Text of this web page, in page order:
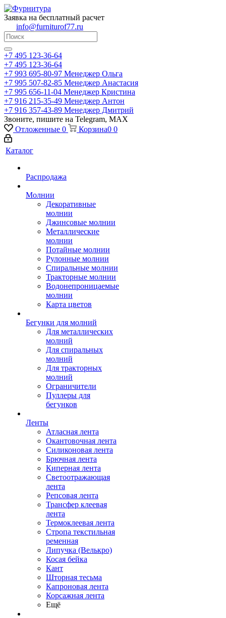
Заявка на бесплатный расчет
info@furniturof77.ru
+7 495 123-36-64
+7 495 123-36-64
+7 993 695-80-97 Менеджер Ольга
+7 995 507-82-85 Менеджер Анастасия
+7 995 656-11-04 Менеджер Кристина
+7 916 215-35-49 Менеджер Антон
+7 916 357-43-89 Менеджер Дмитрий
Звоните, пишите на Telegram, MAX
Отложенные 0 Корзина0 0
Каталог
Распродажа
Молнии
Декоративные
молнии
Джинсовые молнии
Металлические
молнии
Потайные молнии
Рулонные молнии
Спиральные молнии
Тракторные молнии
Водонепроницаемые
молнии
Карта цветов
Бегунки для молний
Для металлических
молний
Для спиральных
молний
Для тракторных
молний
Ограничители
Пуллеры для
бегунков
Ленты
Атласная лента
Окантовочная лента
Силиконовая лента
Брючная лента
Киперная лента
Светоотражающая
лента
Репсовая лента
Трансфер клеевая
лента
Термоклеевая лента
Стропа текстильная
ременная
Липучка (Велькро)
Косая бейка
Кант
Шторная тесьма
Капроновая лента
Корсажная лента
Ещё